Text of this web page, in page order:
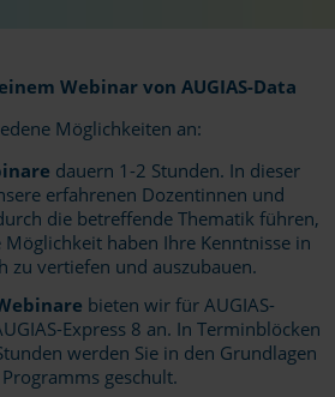
Webinar von AUGIAS-Data
Möglichkeiten an:
dauern 1-2 Stunden. In dieser
erfahrenen Dozentinnen und
die betreffende Thematik führen,
Möglichkeit haben Ihre Kenntnisse in
zu vertiefen und auszubauen.
bieten wir für AUGIAS-
Express 8 an. In Terminblöcken
werden Sie in den Grundlagen
geschult.